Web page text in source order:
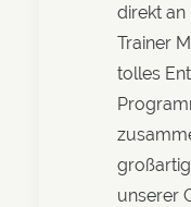
direkt an
Trainer
tolles
unserer